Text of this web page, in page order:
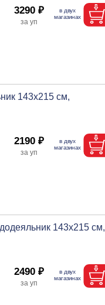
3290 ₽
143х215 см,
2190 ₽
143х215 см,
2490 ₽